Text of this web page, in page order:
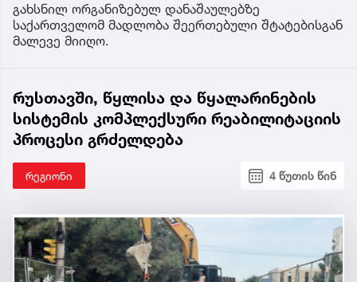
გახსნილ ორგანიზებულ დანაშაულებზე
საქართველომ მადლობა შეერთებული შტატებისგან
მალევე მიიღო.
რუსთავში, წყლისა და წყალარინების
სისტემის კომპლექსური რეაბილიტაციის
პროცესი გრძელდება
რეგიონი 4 წუთის წინ